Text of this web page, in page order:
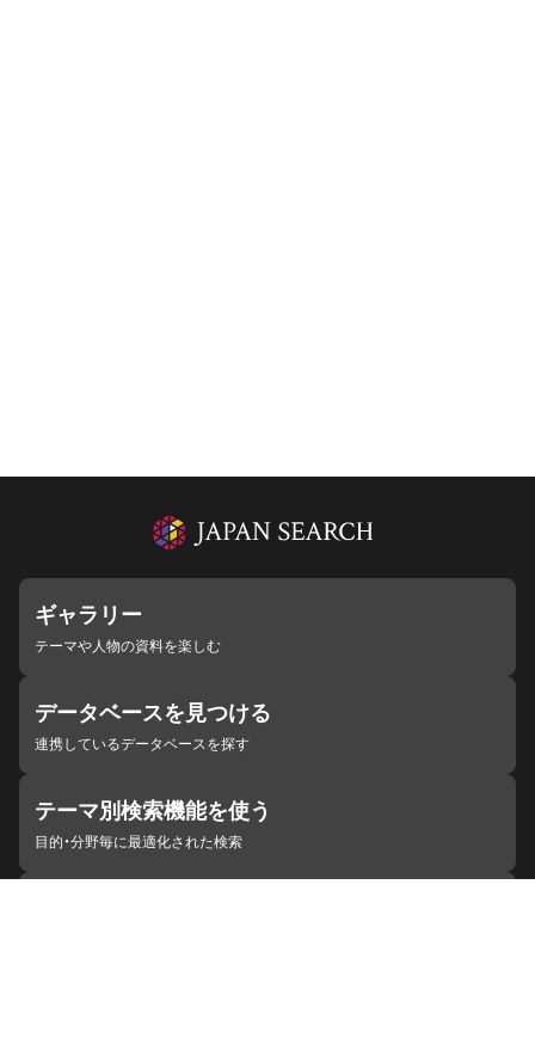
ギャラリー
テーマや人物の資料を楽しむ
データベースを見つける
連携しているデータベースを探す
テーマ別検索機能を使う
目的・分野毎に最適化された検索